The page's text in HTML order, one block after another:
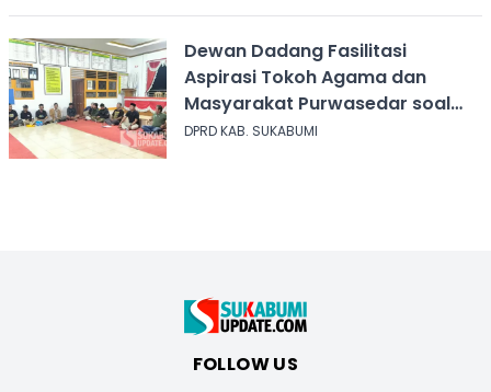
Dewan Dadang Fasilitasi
Aspirasi Tokoh Agama dan
Masyarakat Purwasedar soal
Penolakan Konser Reggae
DPRD KAB. SUKABUMI
FOLLOW US